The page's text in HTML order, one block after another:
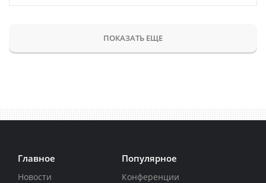
ПОКАЗАТЬ ЕЩЕ
Главное
Новости
Популярное
Конференции